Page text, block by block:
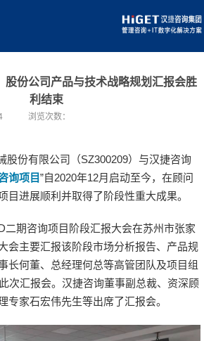
股份公司产品与技术战略规划汇报会胜
利结束
浏览次数：
股份有限公司（SZ300209）与汉捷咨询
询项目”自2020年12月启动至今，在顾问
目进展顺利并取得了阶段性重大成果。
二期咨询项目阶段汇报大会在苏州市张家
会主要汇报该阶段市场分析报告、产品规
长何董、总经理何总等高管团队及项目组
次汇报会。汉捷咨询董事副总裁、资深顾
专家石宏伟先生等出席了汇报会。